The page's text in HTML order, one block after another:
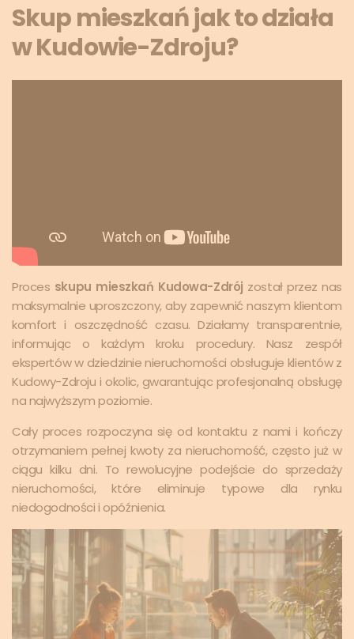
Skup mieszkań jak to działa
w Kudowie-Zdroju?
Proces skupu mieszkań Kudowa-Zdrój został przez nas
maksymalnie uproszczony, aby zapewnić naszym klientom
komfort i oszczędność czasu. Działamy transparentnie,
informując o każdym kroku procedury. Nasz zespół
ekspertów w dziedzinie nieruchomości obsługuje klientów z
Kudowy-Zdroju i okolic, gwarantując profesjonalną obsługę
na najwyższym poziomie.
Cały proces rozpoczyna się od kontaktu z nami i kończy
otrzymaniem pełnej kwoty za nieruchomość, często już w
ciągu kilku dni. To rewolucyjne podejście do sprzedaży
nieruchomości, które eliminuje typowe dla rynku
niedogodności i opóźnienia.